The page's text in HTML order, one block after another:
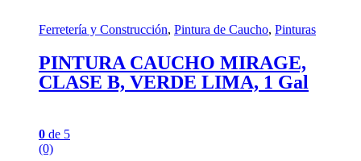
Ferretería y Construcción, Pintura de Caucho, Pinturas
PINTURA CAUCHO MIRAGE,
CLASE B, VERDE LIMA, 1 Gal
0 de 5
(0)